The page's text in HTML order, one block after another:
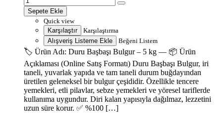
Sepete Ekle
Quick view
Karşılaştır
Karşılaştırma
Alışveriş Listeme Ekle
Beğeni Listem
🏷️ Ürün Adı: Duru Başbaşı Bulgur – 5 kg — 📦 Ürün
Açıklaması (Online Satış Formatı) Duru Başbaşı Bulgur, iri
taneli, yuvarlak yapıda ve tam taneli durum buğdayından
üretilen geleneksel bir bulgur çeşididir. Özellikle tencere
yemekleri, etli pilavlar, sebze yemekleri ve yöresel tariflerde
kullanıma uygundur. Diri kalan yapısıyla dağılmaz, lezzetini
uzun süre korur. ✅ %100 […]